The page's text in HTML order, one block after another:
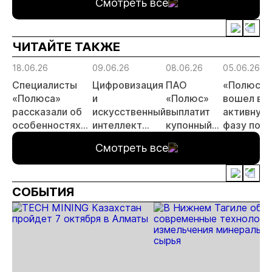
ЧИТАЙТЕ ТАКЖЕ
18.06.26
Специалисты
«Полюса»
рассказали об
особенностях
буровзрывных
месторождении
09.06.26
Цифровизация
и
искусственный
интеллект
темы
отраслевой
08.06.26
ПАО
«Полюс»
выплатит
купонный
облигациям
05.06.26
«Полюс»
вошел в
активную
фазу по
освоению
Лога»
Смотреть все
СОБЫТИЯ